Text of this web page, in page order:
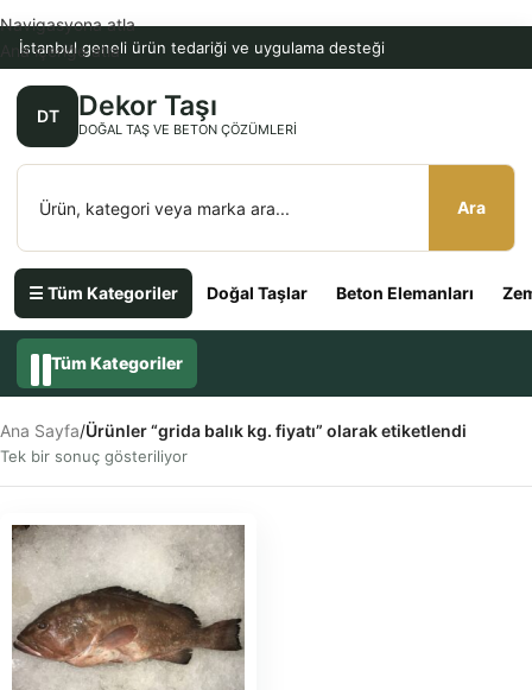
İstanbul geneli ürün tedariği ve uygulama desteği
DT Dekor Taşı
DOĞAL TAŞ VE BETON ÇÖZÜMLERI
Ara
☰ Tüm Kategoriler Doğal Taşlar Beton Elemanları
Navigasyona atla
Ana içeriğe atla
Tüm Kategoriler
Ana Sayfa/Ürünler “grida balık kg. fiyatı” olarak etiketlendi
Tek bir sonuç gösteriliyor